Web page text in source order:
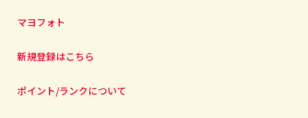
マヨフォト
新規登録はこちら
ポイント/ランクについて